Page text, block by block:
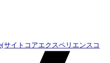
サイトコアエクスペリエンスコ